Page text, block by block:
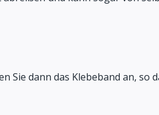
Sie dann das Klebeband an, so